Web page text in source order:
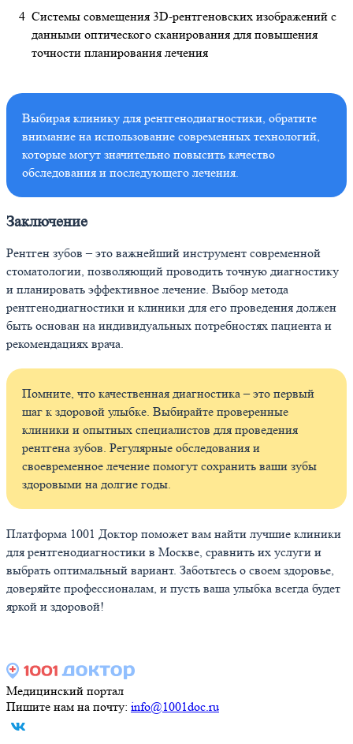
Системы совмещения 3D-рентгеновских изображений с
данными оптического сканирования для повышения
точности планирования лечения
Выбирая клинику для рентгенодиагностики, обратите
внимание на использование современных технологий,
которые могут значительно повысить качество
обследования и последующего лечения.
Заключение
Рентген зубов – это важнейший инструмент современной
стоматологии, позволяющий проводить точную диагностику
и планировать эффективное лечение. Выбор метода
рентгенодиагностики и клиники для его проведения должен
быть основан на индивидуальных потребностях пациента и
рекомендациях врача.
Помните, что качественная диагностика – это первый
шаг к здоровой улыбке. Выбирайте проверенные
клиники и опытных специалистов для проведения
рентгена зубов. Регулярные обследования и
своевременное лечение помогут сохранить ваши зубы
здоровыми на долгие годы.
Платформа 1001 Доктор поможет вам найти лучшие клиники
для рентгенодиагностики в Москве, сравнить их услуги и
выбрать оптимальный вариант. Заботьтесь о своем здоровье,
доверяйте профессионалам, и пусть ваша улыбка всегда будет
яркой и здоровой!
Медицинский портал
Пишите нам на почту: info@1001doc.ru